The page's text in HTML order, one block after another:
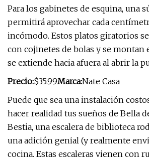
Para los gabinetes de esquina, una
permitirá aprovechar cada
incómodo. Estos platos giratorios
con cojinetes de bolas y se montan
se extiende hacia afuera al abrir la
Precio:$35.99Marca:Nate Casa
Puede que sea una instalación
hacer realidad tus sueños de Bella
Bestia, una escalera de biblioteca
una adición genial (y realmente
cocina. Estas escaleras vienen con